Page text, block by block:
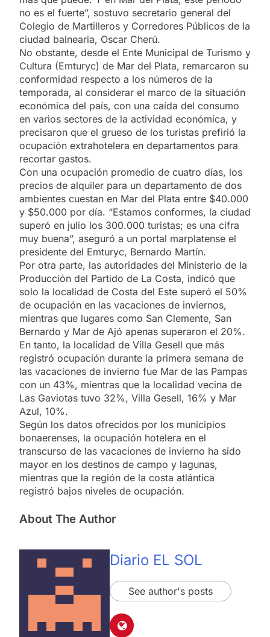
no es el fuerte”, sostuvo secretario general del
Colegio de Martilleros y Corredores Públicos de la
ciudad balnearia, Oscar Cherú.
No obstante, desde el Ente Municipal de Turismo y
Cultura (Emturyc) de Mar del Plata, remarcaron su
conformidad respecto a los números de la
temporada, al considerar el marco de la situación
económica del país, con una caída del consumo
en varios sectores de la actividad económica, y
precisaron que el grueso de los turistas prefirió la
ocupación extrahotelera en departamentos para
recortar gastos.
Con una ocupación promedio de cuatro días, los
precios de alquiler para un departamento de dos
ambientes cuestan en Mar del Plata entre $40.000
y $50.000 por día. “Estamos conformes, la ciudad
superó en julio los 300.000 turistas; es una cifra
muy buena”, aseguró a un portal marplatense el
presidente del Emturyc, Bernardo Martín.
Por otra parte, las autoridades del Ministerio de la
Producción del Partido de La Costa, indicó que
solo la localidad de Costa del Este superó el 50%
de ocupación en las vacaciones de inviernos,
mientras que lugares como San Clemente, San
Bernardo y Mar de Ajó apenas superaron el 20%.
En tanto, la localidad de Villa Gesell que más
registró ocupación durante la primera semana de
las vacaciones de invierno fue Mar de las Pampas
con un 43%, mientras que la localidad vecina de
Las Gaviotas tuvo 32%, Villa Gesell, 16% y Mar
Azul, 10%.
Según los datos ofrecidos por los municipios
bonaerenses, la ocupación hotelera en el
transcurso de las vacaciones de invierno ha sido
mayor en los destinos de campo y lagunas,
mientras que la región de la costa atlántica
registró bajos niveles de ocupación.
About The Author
Diario EL SOL
See author's posts